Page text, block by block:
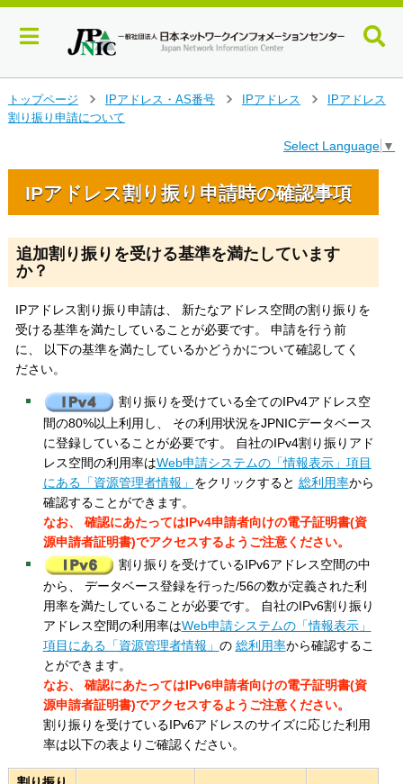
イ
ン
へ
トップページ
>
IPアドレス・AS番号
IPアドレス
IPアドレス
割り振り申請について
Select Language ▼
IPアドレス割り振り申請時の確認事項
追加割り振りを受ける基準を満たしています
か？
IPアドレス割り振り申請は、 新たなアドレス空間の割り振りを
受ける基準を満たしていることが必要です。 申請を行う前
に、 以下の基準を満たしているかどうかについて確認してく
ださい。
割り振りを受けている全てのIPv4アドレス空
間の80%以上利用し、 その利用状況をJPNICデータベース
に登録していることが必要です。 自社のIPv4割り振りアド
レス空間の利用率はWeb申請システムの「情報表示」項目
にある「資源管理者情報」 をクリックすると 総利用率から
確認することができます。
なお、 確認にあたってはIPv4申請者向けの電子証明書(資
源申請者証明書)でアクセスするようご注意ください。
割り振りを受けているIPv6アドレス空間の中
から、 データベース登録を行った/56の数が定義された利
用率を満たしていることが必要です。 自社のIPv6割り振り
アドレス空間の利用率はWeb申請システムの「情報表示」
項目にある「資源管理者情報」 の 総利用率から確認するこ
とができます。
なお、 確認にあたってはIPv6申請者向けの電子証明書(資
源申請者証明書)でアクセスするようご注意ください。
割り振りを受けているIPv6アドレスのサイズに応じた利用
率は以下の表よりご確認ください。